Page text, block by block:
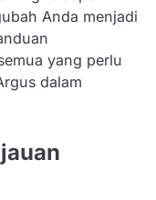
Anda menjadi
yang perlu
dalam